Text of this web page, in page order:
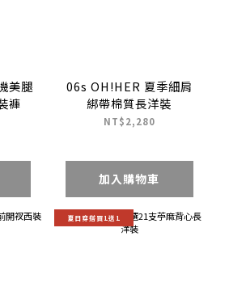
美腿
褲
06s OH!HER 夏季細肩
綁帶棉質長洋裝
NT$2,280
加入購物車
夏日穿搭買1送1